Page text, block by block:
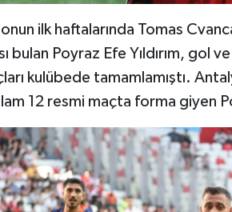
ilk haftalarında Tomas
bulan Poyraz Efe Yıldırım, gol
kulübede tamamlamıştı.
12 resmi maçta forma giyen